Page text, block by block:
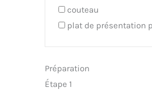
couteau
plat de présentation
Préparation
Étape 1